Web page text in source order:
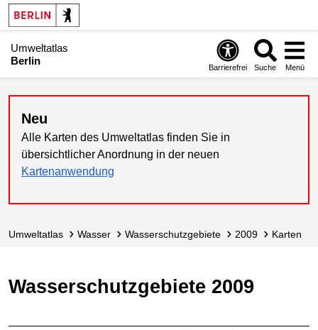
Umweltatlas
Berlin
Barrierefrei Suche Menü
Neu
Alle Karten des Umweltatlas finden Sie in
übersichtlicher Anordnung in der neuen
Kartenanwendung
Umweltatlas Wasser Wasserschutz­gebiete 2009 Karten
Wasserschutzgebiete 2009